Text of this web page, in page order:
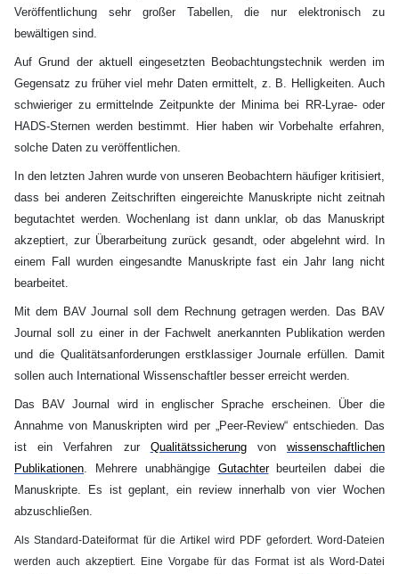
Veröffentlichung sehr großer Tabellen, die nur elektronisch zu
bewältigen sind.
Auf Grund der aktuell eingesetzten Beobachtungstechnik werden im
Gegensatz zu früher viel mehr Daten ermittelt, z. B. Helligkeiten. Auch
schwieriger zu ermittelnde Zeitpunkte der Minima bei RR-Lyrae- oder
HADS-Sternen werden bestimmt. Hier haben wir Vorbehalte erfahren,
solche Daten zu veröffentlichen.
In den letzten Jahren wurde von unseren Beobachtern häufiger kritisiert,
dass bei anderen Zeitschriften eingereichte Manuskripte nicht zeitnah
begutachtet werden. Wochenlang ist dann unklar, ob das Manuskript
akzeptiert, zur Überarbeitung zurück gesandt, oder abgelehnt wird. In
einem Fall wurden eingesandte Manuskripte fast ein Jahr lang nicht
bearbeitet.
Mit dem BAV Journal soll dem Rechnung getragen werden. Das BAV
Journal soll zu einer in der Fachwelt anerkannten Publikation werden
und die Qualitätsanforderungen erstklassiger Journale erfüllen. Damit
sollen auch International Wissenschaftler besser erreicht werden.
Das BAV Journal wird in englischer Sprache erscheinen. Über die
Annahme von Manuskripten wird per „Peer-Review“ entschieden. Das
ist ein Verfahren zur Qualitätssicherungvonwissenschaftlichen
Publikationen . Mehrere unabhängige Gutachterbeurteilen dabei die
Manuskripte. Es ist geplant, ein review innerhalb von vier Wochen
abzuschließen.
Als Standard-Dateiformat für die Artikel wird PDF gefordert. Word-Dateien
werden auch akzeptiert. Eine Vorgabe für das Format ist als Word-Datei